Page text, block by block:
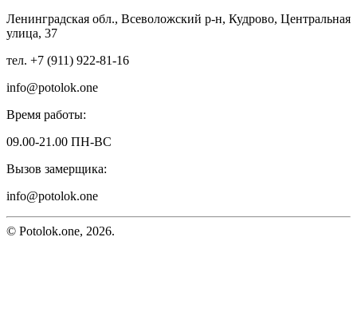
Ленинградская обл., Всеволожский р-н, Кудрово, Центральная
улица, 37
тел. +7 (911) 922-81-16
info@potolok.one
Время работы:
09.00-21.00 ПН-ВС
Вызов замерщика:
info@potolok.one
© Potolok.one, 2026.